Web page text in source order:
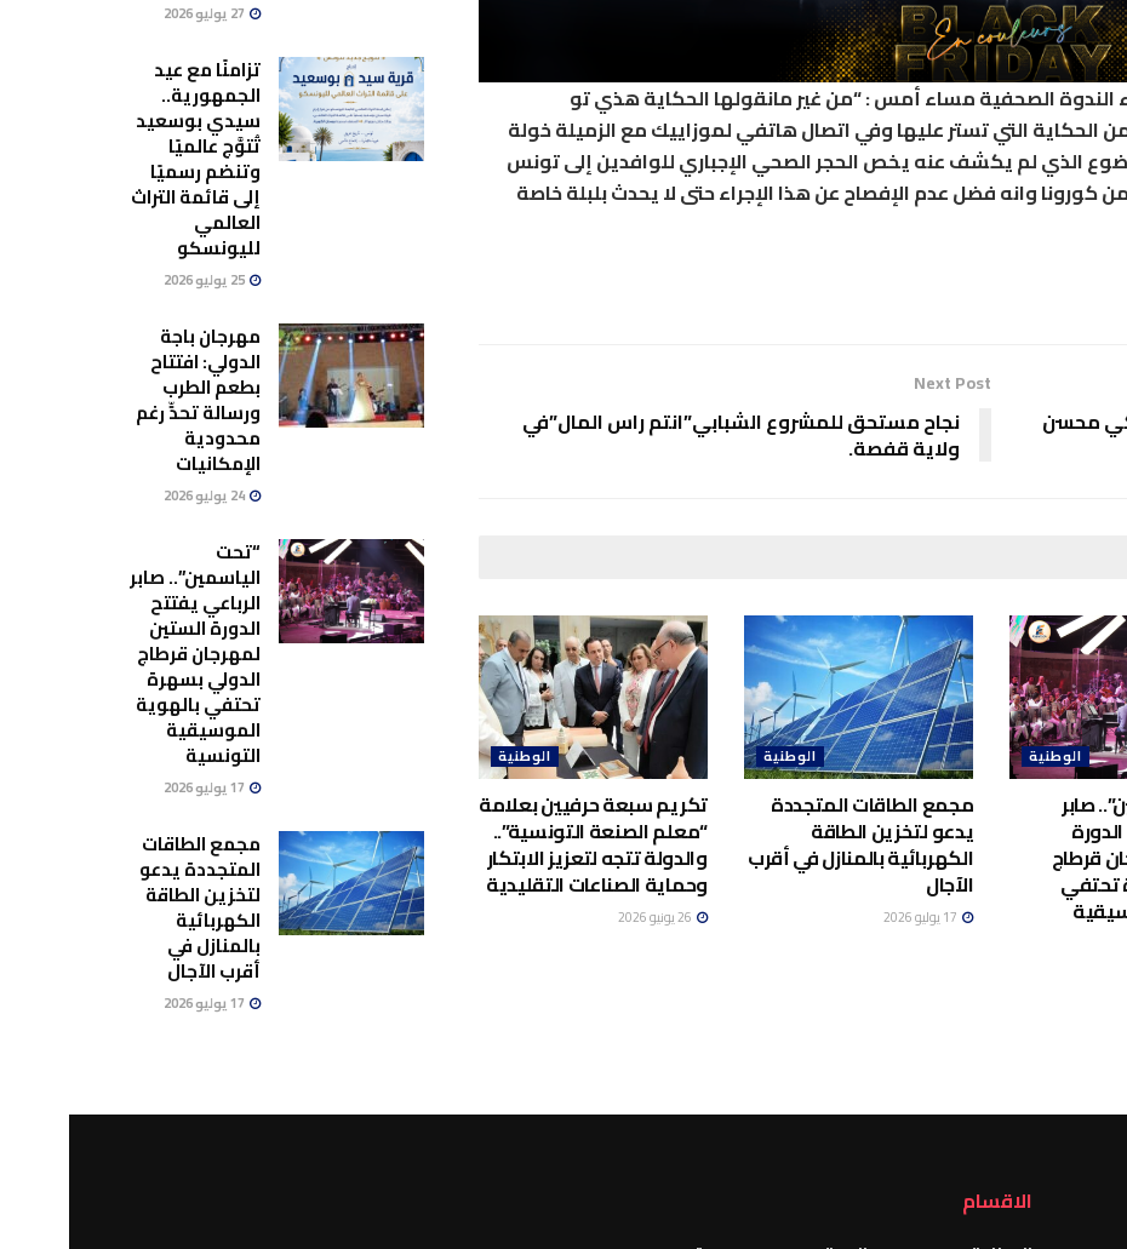
الندوة الصحفية مساء أمس : “من غير مانقولها الحكاية هذي تو
من الحكاية التي تستر عليها وفي اتصال هاتفي لموزاييك مع الزميلة خولة
الذي لم يكشف عنه يخص الحجر الصحي الإجباري للوافدين إلى تونس
كورونا وانه فضل عدم الإفصاح عن هذا الإجراء حتى لا يحدث بلبلة خاصة
محسن
Next Post
نجاح مستحق للمشروع الشبابي”انتم راس المال”في
ولاية قفصة.
الوطنية
صابر
قرطاج
تحتفي
الوطنية
مجمع الطاقات المتجددة
يدعو لتخزين الطاقة
الكهربائية بالمنازل في أقرب
الآجال
الوطنية
تكريم سبعة حرفيين بعلامة
“معلم الصنعة التونسية”..
والدولة تتجه لتعزيز الابتكار
وحماية الصناعات التقليدية
تزامنًا مع عيد
الجمهورية..
سيدي بوسعيد
تُتوَّج عالميًا
وتنضم رسميًا
إلى قائمة التراث
العالمي
لليونسكو
25 يوليو 2026
مهرجان باجة
الدولي: افتتاح
بطعم الطرب
ورسالة تحدٍّ رغم
محدودية
الإمكانيات
24 يوليو 2026
“تحت
الياسمين”.. صابر
الرباعي يفتتح
الدورة الستين
لمهرجان قرطاج
الدولي بسهرة
تحتفي بالهوية
الموسيقية
التونسية
مجمع الطاقات
المتجددة يدعو
لتخزين الطاقة
الكهربائية
بالمنازل في
أقرب الآجال
الاقسام